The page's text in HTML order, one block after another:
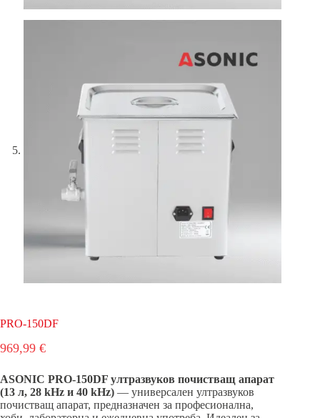
PRO-150DF
969,99 €
ASONIC PRO-150DF ултразвуков почистващ апарат
(13 л, 28 kHz и 40 kHz) — универсален ултразвуков
почистващ апарат, предназначен за професионална,